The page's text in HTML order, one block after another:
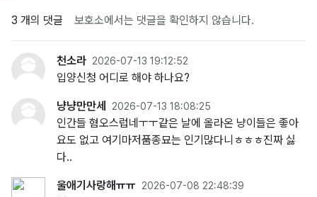
3 개의 댓글 보호소에서는 댓글을 확인하지 않습니다.
천소라 2026-07-13 19:12:52
입양신청 어디로 해야 하나요?
냥냥만만세 2026-07-13 18:08:25
인간들 혐오스럽네ㅜㅜ같은 날에 올라온 냥이들은 좋아
요도 없고 여기마저품종묘는 인기많다니ㅎㅎㅎ진짜 싫
다..
울애기사랑해ㅠㅠ 2026-07-08 22:48:39